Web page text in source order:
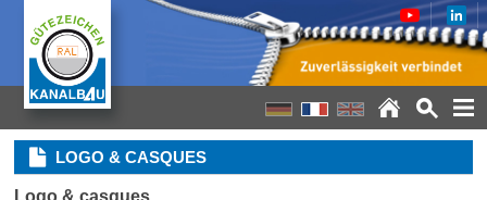
LOGO & CASQUES
Logo & casques